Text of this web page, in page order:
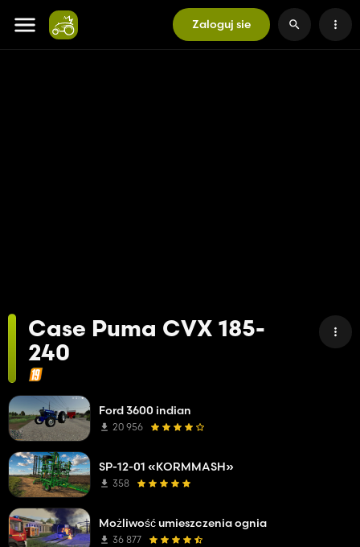
Zaloguj sie
Case Puma CVX 185-
240
Ford 3600 indian
20 956
SP-12-01 «KORMMASH»
358
Możliwość umieszczenia ognia
36 877